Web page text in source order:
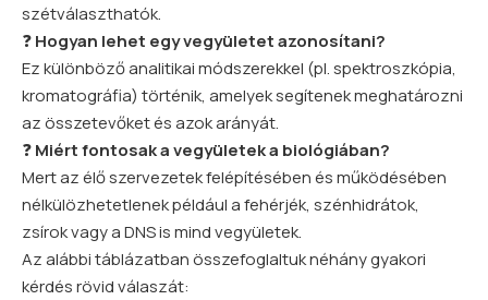
szétválaszthatók.
❓Hogyan lehet egy vegyületet azonosítani?
Ez különböző analitikai módszerekkel (pl. spektroszkópia,
kromatográfia) történik, amelyek segítenek meghatározni
az összetevőket és azok arányát.
❓Miért fontosak a vegyületek a biológiában?
Mert az élő szervezetek felépítésében és működésében
nélkülözhetetlenek például a fehérjék, szénhidrátok,
zsírok vagy a DNS is mind vegyületek.
Az alábbi táblázatban összefoglaltuk néhány gyakori
kérdés rövid válaszát: